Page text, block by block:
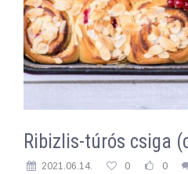
Ribizlis-túrós csiga
2021.06.14. 0 0